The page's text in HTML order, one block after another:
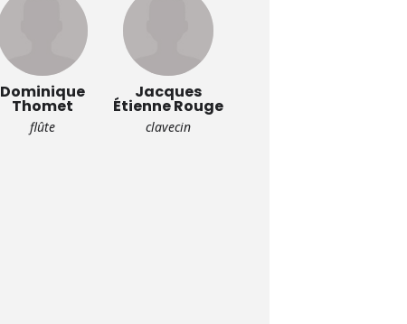
Dominique
Thomet
flûte
Jacques
Étienne Rouge
clavecin